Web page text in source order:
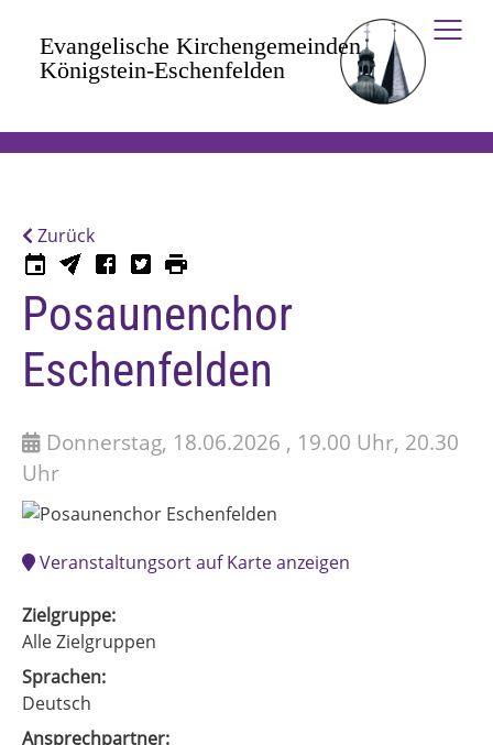
Zurück
Posaunenchor
Eschenfelden
Donnerstag, 18.06.2026 , 19.00 Uhr, 20.30
Uhr
Veranstaltungsort auf Karte anzeigen
Zielgruppe:
Alle Zielgruppen
Sprachen:
Deutsch
Ansprechpartner: